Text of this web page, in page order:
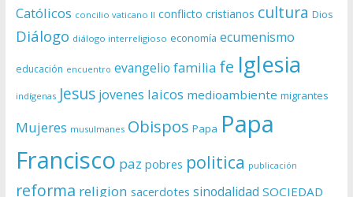
Católicos concilio vaticano II conflicto cristianos cultura Dios
Diálogo diálogo interreligioso economía ecumenismo
educación encuentro evangelio familia fe Iglesia
indígenas Jesus jovenes laicos medioambiente migrantes
Mujeres musulmanes Obispos Papa Papa
Francisco paz pobres politica publicación
reforma religion sacerdotes sinodalidad SOCIEDAD